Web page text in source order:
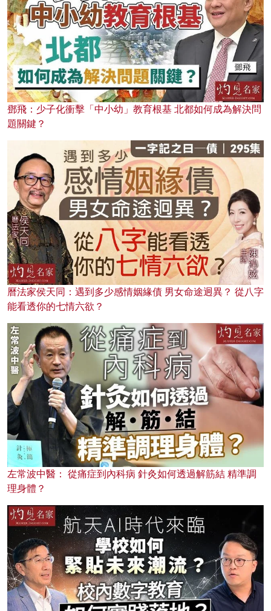
鄧飛：少子化衝擊「中小幼」教育根基 北都如何成為解決問
題關鍵？
曆法家侯天同：遇到多少感情姻緣債 男女命途迥異？ 從八字
能看透你的七情六欲？
左常波中醫： 從痛症到內科病 針灸如何透過解筋結 精準調
理身體？